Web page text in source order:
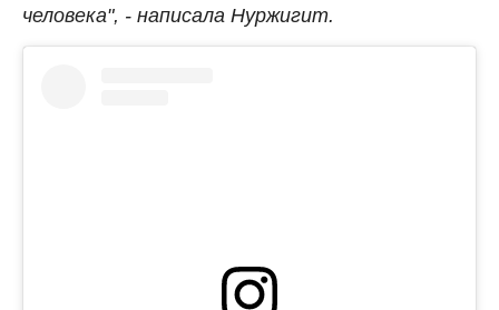
человека", - написала Нуржигит.